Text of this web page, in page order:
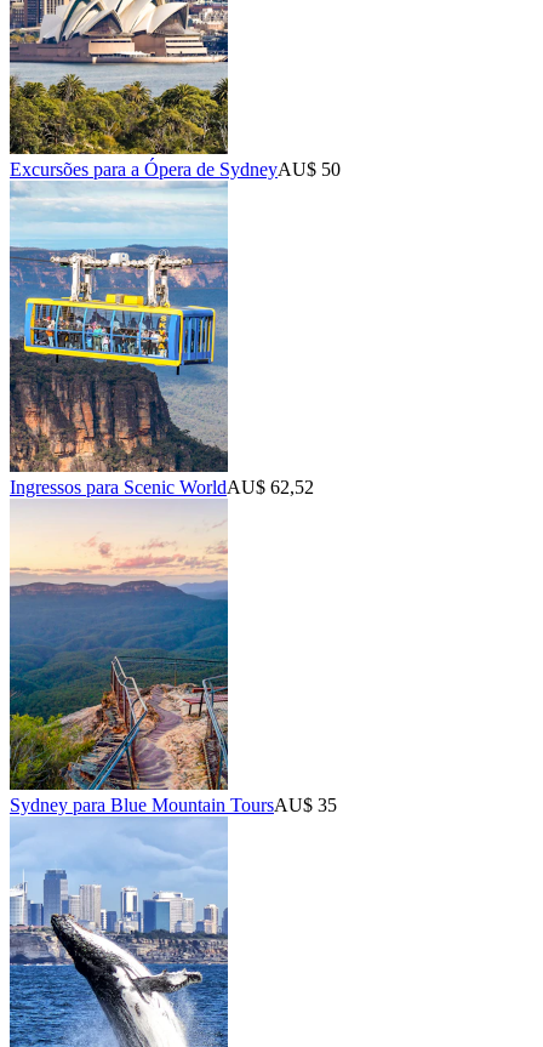
Excursões para a Ópera de SydneyAU$ 50
Ingressos para Scenic WorldAU$ 62,52
Sydney para Blue Mountain ToursAU$ 35